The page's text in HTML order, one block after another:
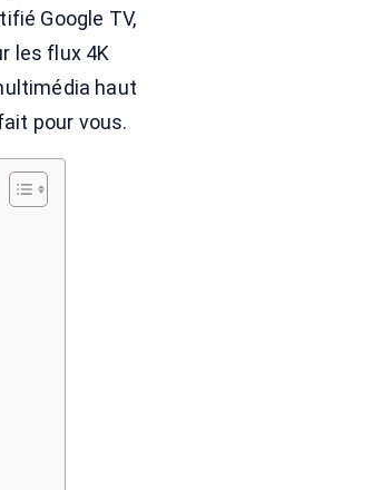
Google TV,
les flux 4K
haut
pour vous.